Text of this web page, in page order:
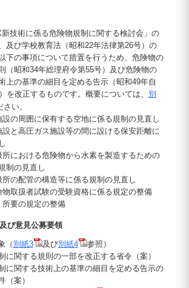
技術に係る危険物規制に関する検討会」の
及び学校教育法（昭和22年法律第26号）の
下の事項について措置を行うため、危険物の
（昭和34年総理府令第55号）及び危険物の
上の基準の細目を定める告示（昭和49年自
を改正するものです。概要については、 別
い。
の周囲に保有する空地に係る規制の見直し
と高圧ガス施設等の間に設ける保安距離に
における危険物から水素を製造するための
制の見直し
の配管の構造等に係る規制の見直し
取扱者試験の受験資格に係る規定の整備
要の規定の整備
び意見公募要領
（別紙3 及び別紙4
参照）
関する規則の一部を改正する省令（案）
に関する技術上の基準の細目を定める告示の
（案）